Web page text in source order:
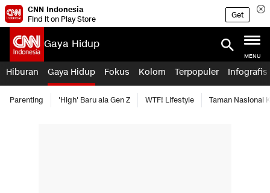
CNN Indonesia
Find it on Play Store
Get
Gaya Hidup
MENU
Hiburan Gaya Hidup Fokus Kolom Terpopuler Infografis
Parenting 'High' Baru ala Gen Z WTF! Lifestyle Taman Nasional